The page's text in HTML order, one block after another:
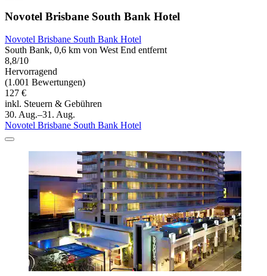
Novotel Brisbane South Bank Hotel
Novotel Brisbane South Bank Hotel
South Bank, 0,6 km von West End entfernt
8,8/10
Hervorragend
(1.001 Bewertungen)
127 €
inkl. Steuern & Gebühren
30. Aug.–31. Aug.
Novotel Brisbane South Bank Hotel